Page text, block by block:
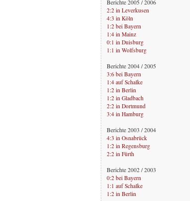
Berichte 2005 / 2006
2:2 in Leverkusen
4:3 in Köln
1:2 bei Bayern
1:4 in Mainz
0:1 in Duisburg
1:1 in Wolfsburg
Berichte 2004 / 2005
3:6 bei Bayern
1:4 auf Schalke
1:2 in Berlin
1:2 in Gladbach
2:2 in Dortmund
3:4 in Hamburg
Berichte 2003 / 2004
4:3 in Osnabrück
1:2 in Regensburg
2:2 in Fürth
Berichte 2002 / 2003
0:2 bei Bayern
1:1 auf Schalke
1:2 in Berlin